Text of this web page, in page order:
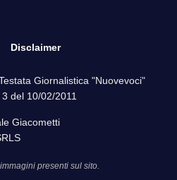
Disclaimer
Giornalistica "Nuovevoci"
del 10/02/2011
Giacometti
presenti sul sito.